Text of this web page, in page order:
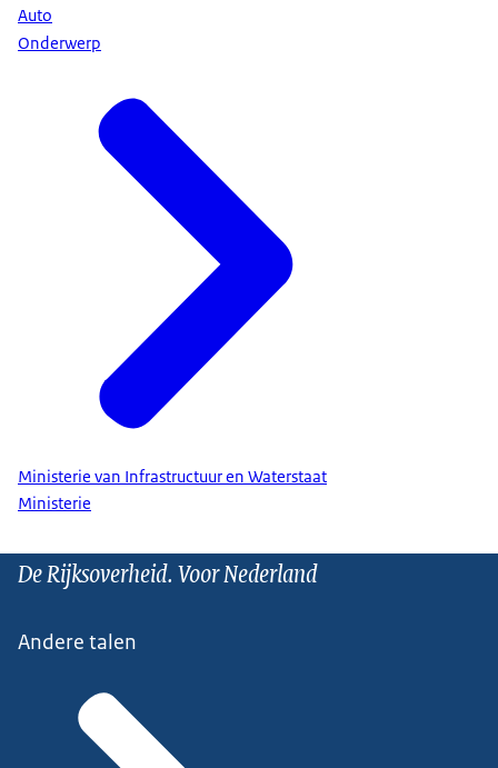
Auto
Onderwerp
Ministerie van Infrastructuur en Waterstaat
Ministerie
De Rijksoverheid. Voor Nederland
Andere talen